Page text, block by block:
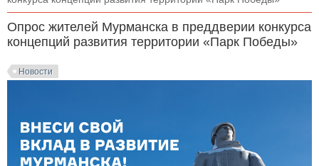
Опрос жителей Мурманска в преддверии конкурса
концепций развития территории «Парк Победы»
Новости